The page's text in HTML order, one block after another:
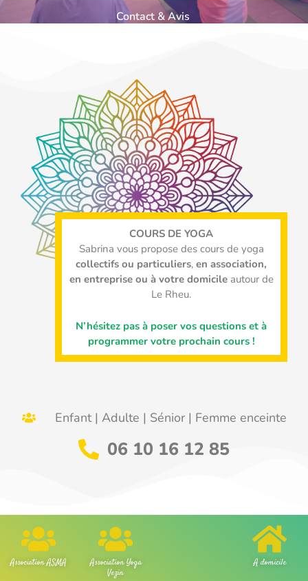
Contact & Avis
COURS DE YOGA
Sabrina vous propose des cours de yoga
collectifs ou particuliers, en association,
en entreprise ou à votre domicileautour de
Le Rheu.
N’hésitez pas à poser vos questions et à
programmer votre prochain cours !
Enfant | Adulte | Sénior | Femme enceinte
06 10 16 12 85
Association ASMA
Association Yoga
Vezin
A domicile